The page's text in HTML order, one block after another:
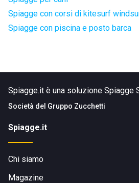
Spiagge con corsi di kitesurf
Spiagge con piscina e posto barca
Spiagge.it è una soluzione Spiagge
Società del Gruppo Zucchetti
Spiagge.it
Chi siamo
Magazine